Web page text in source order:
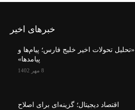
خبرهای اخیر
«تحلیل تحولات اخیر خلیج فارس؛ پیام‌ها و
پیامدها»
8 مهر 1402
اقتصاد دیجیتال؛ گزینه‌ای برای اصلاح